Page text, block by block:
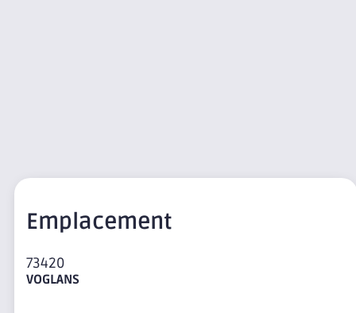
Emplacement
73420
VOGLANS